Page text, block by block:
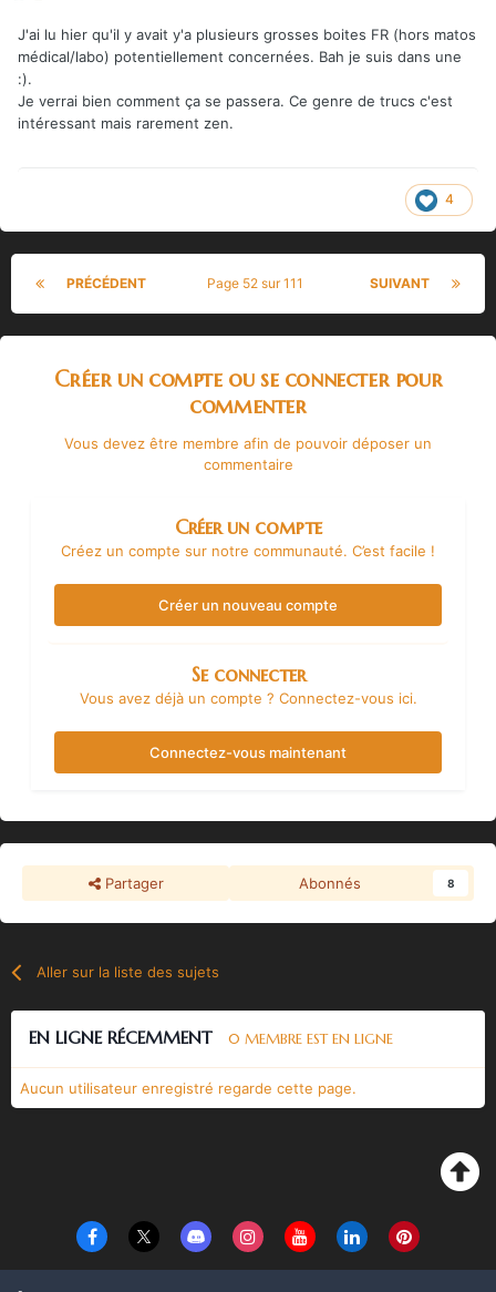
J'ai lu hier qu'il y avait y'a plusieurs grosses boites FR (hors matos
médical/labo) potentiellement concernées. Bah je suis dans une
:).
Je verrai bien comment ça se passera. Ce genre de trucs c'est
intéressant mais rarement zen.
4
PRÉCÉDENT SUIVANT
Page 52 sur 111
Créer un compte ou se connecter pour
commenter
Vous devez être membre afin de pouvoir déposer un
commentaire
Créer un compte
Créez un compte sur notre communauté. C’est facile !
Créer un nouveau compte
Se connecter
Vous avez déjà un compte ? Connectez-vous ici.
Connectez-vous maintenant
Partager Abonnés 8
Aller sur la liste des sujets
EN LIGNE RÉCEMMENT 0 MEMBRE EST EN LIGNE
Aucun utilisateur enregistré regarde cette page.